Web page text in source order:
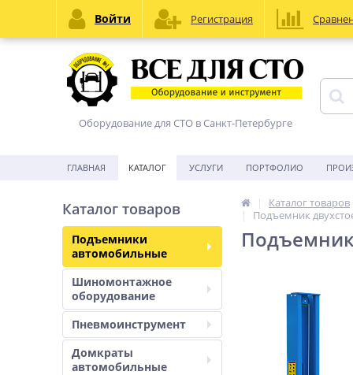
Оборудование для СТО в Санкт-Петербурге
ГЛАВНАЯ КАТАЛОГ УСЛУГИ ПОРТФОЛИО
Каталог товаров
Подъемники
автомобильные
Шиномонтажное
оборудование
Пневмоинструмент
Домкраты
автомобильные
Каталог товаров
Подъемник
Подъемник
Войти Регистрация